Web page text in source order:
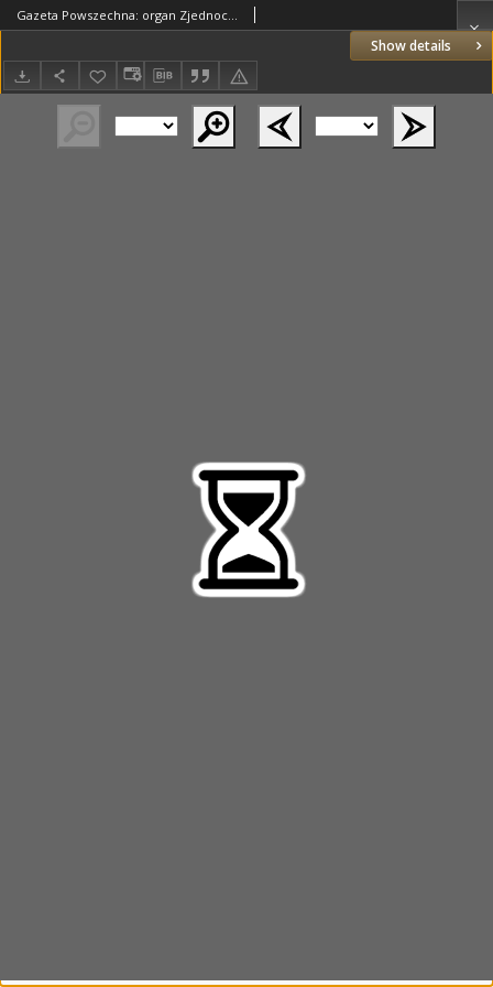
Show details
Gazeta Powszechna: organ Zjednoczenia Producentów Rolnych 1921.12.30 R.2 Nr280